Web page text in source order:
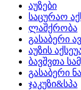
აუზები
საცურაო
ლაშქრობა
გასაბერი
აუზის
ბავშვთა
გასაბერი
ჯაკუზი&სპა